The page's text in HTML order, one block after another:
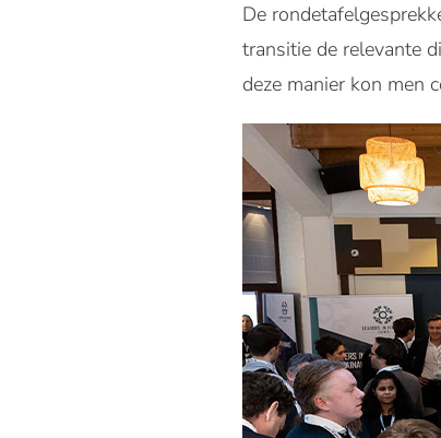
De
transitie de relevante
deze manier kon men